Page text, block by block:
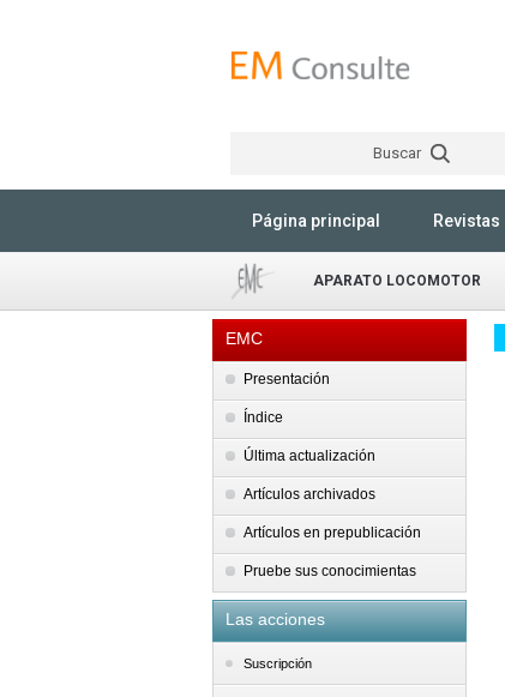
Buscar
Página principal Revistas
APARATO LOCOMOTOR
EMC
Presentación
Índice
Última actualización
Artículos archivados
Artículos en prepublicación
Pruebe sus conocimientas
Las acciones
Suscripción